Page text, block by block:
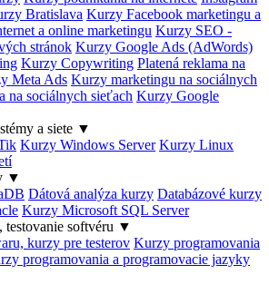
Bratislava Kurzy Facebook marketingu a
a online marketingu Kurzy SEO -
stránok Kurzy Google Ads (AdWords)
Kurzy Copywriting Platená reklama na
Meta Ads Kurzy marketingu na sociálnych
na sociálnych sieťach Kurzy Google
a siete ▼
Kurzy Windows Server Kurzy Linux
▼
Dátová analýza kurzy Databázové kurzy
Kurzy Microsoft SQL Server
softvéru ▼
kurzy pre testerov Kurzy programovania
programovania a programovacie jazyky